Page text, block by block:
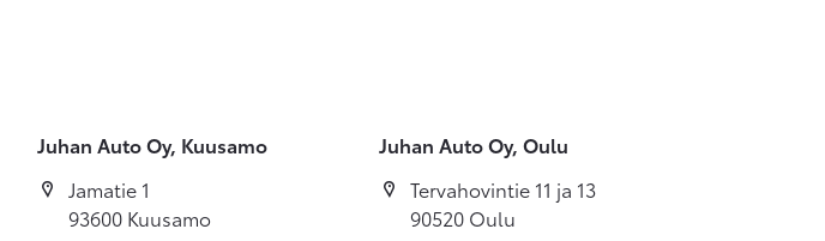
Juhan Auto Oy, Kuusamo
Jamatie 1
93600 Kuusamo
Juhan Auto Oy, Oulu
Tervahovintie 11 ja 13
90520 Oulu